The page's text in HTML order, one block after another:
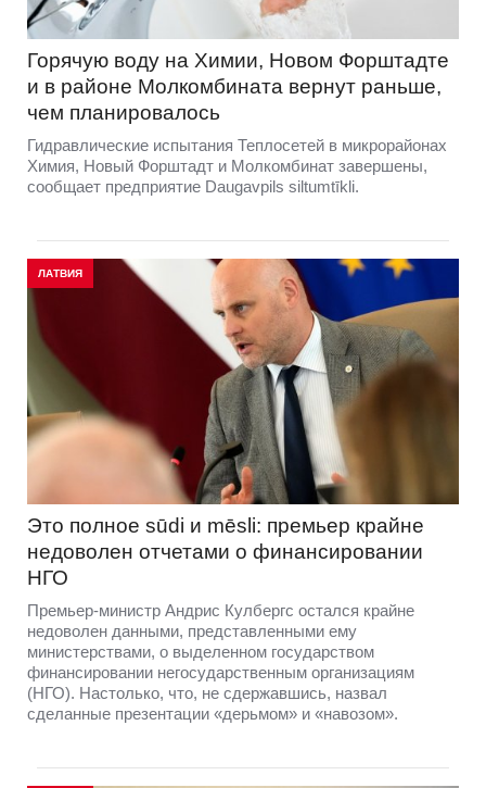
Горячую воду на Химии, Новом Форштадте
и в районе Молкомбината вернут раньше,
чем планировалось
Гидравлические испытания Теплосетей в микрорайонах
Химия, Новый Форштадт и Молкомбинат завершены,
сообщает предприятие Daugavpils siltumtīkli.
ЛАТВИЯ
Это полное sūdi и mēsli: премьер крайне
недоволен отчетами о финансировании
НГО
Премьер-министр Андрис Кулбергс остался крайне
недоволен данными, представленными ему
министерствами, о выделенном государством
финансировании негосударственным организациям
(НГО). Настолько, что, не сдержавшись, назвал
сделанные презентации «дерьмом» и «навозом».